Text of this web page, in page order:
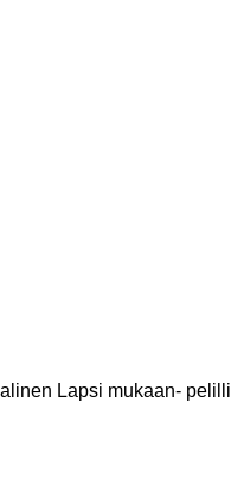
Lapsi mukaan-​